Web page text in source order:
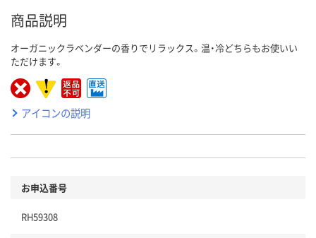
商品説明
オーガニックラベンダーの香りでリラックス。温・冷どちらもお使いい
ただけます。
アイコンの説明
お申込番号
RH59308